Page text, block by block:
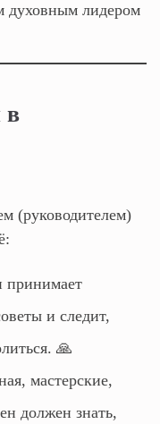
духовным лидером
в
(руководителем)
принимает
и следит,
🙏
мастерские,
должен знать,